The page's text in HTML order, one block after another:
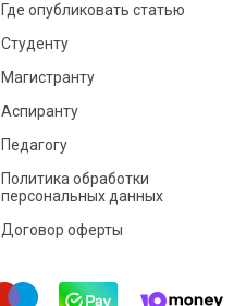
Где опубликовать статью
Студенту
Магистранту
Аспиранту
Педагогу
Политика обработки
персональных данных
Договор оферты